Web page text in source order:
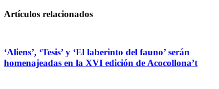
Artículos relacionados
‘Aliens’, ‘Tesis’ y ‘El laberinto del fauno’ serán
homenajeadas en la XVI edición de Acocollona’t